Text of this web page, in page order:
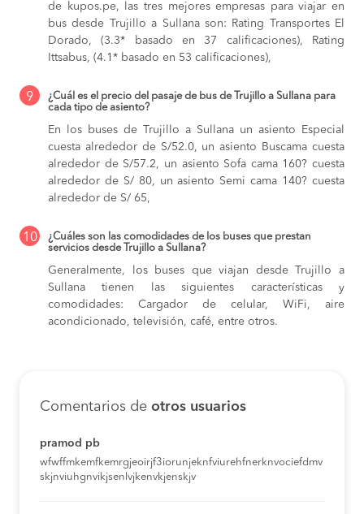
de kupos.pe, las tres mejores empresas para viajar en
bus desde Trujillo a Sullana son: Rating Transportes El
Dorado, (3.3* basado en 37 calificaciones), Rating
Ittsabus, (4.1* basado en 53 calificaciones),
9
¿Cuál es el precio del pasaje de bus de Trujillo a Sullana para
cada tipo de asiento?
En los buses de Trujillo a Sullana un asiento Especial
cuesta alrededor de S/52.0, un asiento Buscama cuesta
alrededor de S/57.2, un asiento Sofa cama 160? cuesta
alrededor de S/ 80, un asiento Semi cama 140? cuesta
alrededor de S/ 65,
10
¿Cuáles son las comodidades de los buses que prestan
servicios desde Trujillo a Sullana?
Generalmente, los buses que viajan desde Trujillo a
Sullana tienen las siguientes características y
comodidades: Cargador de celular, WiFi, aire
acondicionado, televisión, café, entre otros.
Comentarios de otros usuarios
pramod pb
wfwffmkemfkemrgjeoirjf3iorunjeknfviurehfnerknvociefdmv
skjnviuhgnvikjsenlvjkenvkjenskjv